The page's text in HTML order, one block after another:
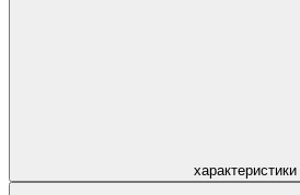
характеристики